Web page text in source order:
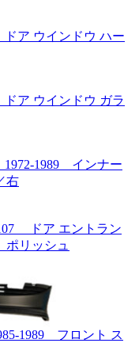
ア ウインドウ ハー
ア ウインドウ ガラ
1989 インナー
右
ドア エントラン
リッシュ
1989 フロント ス